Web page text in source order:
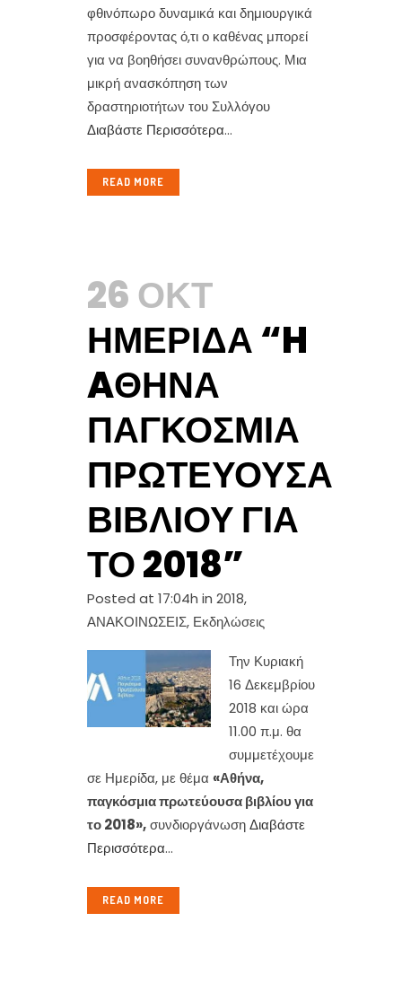
φθινόπωρο δυναμικά και δημιουργικά
προσφέροντας ό,τι ο καθένας μπορεί
για να βοηθήσει συνανθρώπους. Μια
μικρή ανασκόπηση των
δραστηριοτήτων του Συλλόγου
Διαβάστε Περισσότερα...
READ MORE
26 ΟΚΤ
ΗΜΕΡΊΔΑ “H
AΘΉΝΑ
ΠΑΓΚΌΣΜΙΑ
ΠΡΩΤΕΎΟΥΣΑ
ΒΙΒΛΊΟΥ ΓΙΑ
ΤΟ 2018”
Posted at 17:04h in 2018,
ΑΝΑΚΟΙΝΩΣΕΙΣ, Εκδηλώσεις
Την Κυριακή
16 Δεκεμβρίου
2018 και ώρα
11.00 π.μ. θα
συμμετέχουμε
σε Ημερίδα, με θέμα «Αθήνα,
παγκόσμια πρωτεύουσα βιβλίου για
το 2018»,συνδιοργάνωσηΔιαβάστε
Περισσότερα...
READ MORE